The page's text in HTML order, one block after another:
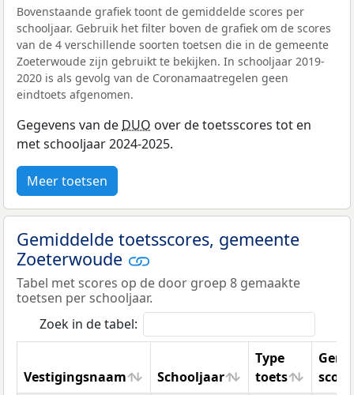
Bovenstaande grafiek toont de gemiddelde scores per
schooljaar. Gebruik het filter boven de grafiek om de scores
van de 4 verschillende soorten toetsen die in de gemeente
Zoeterwoude zijn gebruikt te bekijken. In schooljaar 2019-
2020 is als gevolg van de Coronamaatregelen geen
eindtoets afgenomen.
Gegevens van de DUO over de toetsscores tot en
met schooljaar 2024-2025.
Meer toetsen
Gemiddelde toetsscores, gemeente
Zoeterwoude
Tabel met scores op de door groep 8 gemaakte
toetsen per schooljaar.
Zoek in de tabel:
Vestigingsnaam Schooljaar
Type
toets
score